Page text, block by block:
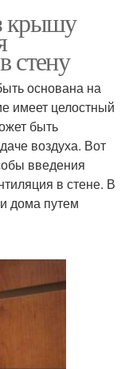
крышу
стену
основана на
имеет целостный
быть
воздуха. Вот
введения
в стене. В
дома путем